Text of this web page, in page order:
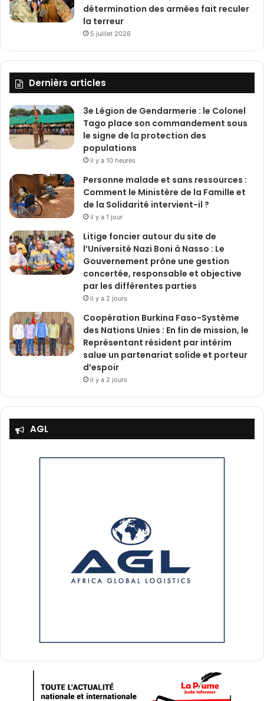
détermination des armées fait reculer
la terreur
5 juillet 2026
Dernièrs articles
3e Légion de Gendarmerie : le Colonel
Tago place son commandement sous
le signe de la protection des
populations
il y a 10 heures
Personne malade et sans ressources :
Comment le Ministère de la Famille et
de la Solidarité intervient-il ?
il y a 1 jour
Litige foncier autour du site de
l’Université Nazi Boni à Nasso : Le
Gouvernement prône une gestion
concertée, responsable et objective
par les différentes parties
il y a 2 jours
‎Coopération Burkina Faso-Système
des Nations Unies : En fin de mission, le
Représentant résident par intérim
salue un partenariat solide et porteur
d’espoir
il y a 2 jours
AGL